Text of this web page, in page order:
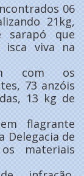
06
21kg,
sarapó que
isca viva na
com os
73 anzóis
13 kg de
flagrante
Delegacia de
materiais